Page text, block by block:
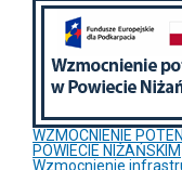
WZMOCNIENIE
POWIECIE NIŻAŃSKIM
Wzmocnienie